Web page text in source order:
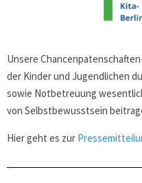
Unsere
der Kinder und Jugendlichen
sowie Notbetreuung
von Selbstbewusstsein
Hier geht es zur